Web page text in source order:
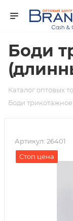
Боди
Каталог оптовых
Боди
Артикул: 26401
Стоп цена